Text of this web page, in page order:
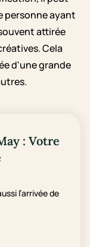
personne ayant
attirée
Cela
d'une grande
: Votre
l’arrivée de